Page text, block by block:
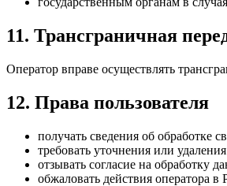
11. Трансграничная
Оператор вправе осуществлять
12. Права пользователя
получать сведения об обработке
требовать уточнения или
отзывать согласие на обработку
обжаловать действия оператора в